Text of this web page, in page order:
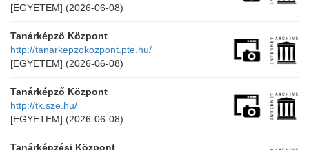
[EGYETEM] (2026-06-08)
Tanárképző Központ
http://tanarkepzokozpont.pte.hu/
[EGYETEM] (2026-06-08)
Tanárképző Központ
http://tk.sze.hu/
[EGYETEM] (2026-06-08)
Tanárképzési Központ